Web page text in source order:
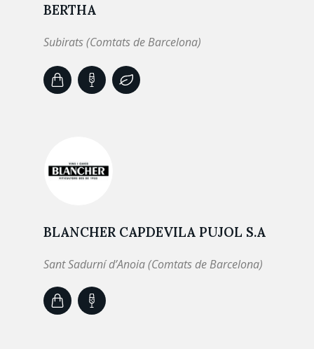
BERTHA
Subirats (Comtats de Barcelona)
BLANCHER CAPDEVILA PUJOL S.A
Sant Sadurní d’Anoia (Comtats de Barcelona)